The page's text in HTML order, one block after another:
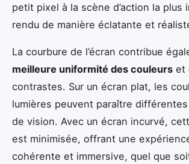
petit pixel à la scène d’action la plus
rendu de manière éclatante et
La courbure de l’écran contribue
meilleure uniformité des couleurs et
contrastes. Sur un écran plat, les
lumières peuvent paraître différentes
de vision. Avec un écran incurvé,
est minimisée, offrant une
cohérente et immersive, quel que